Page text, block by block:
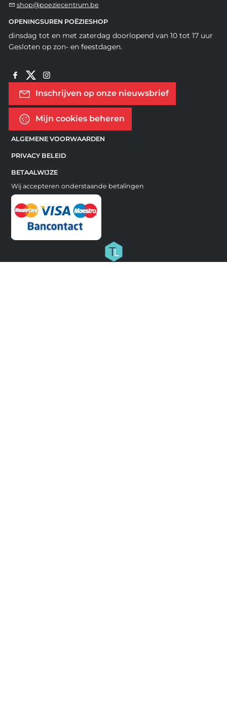
shop@poeziecentrum.be
OPENINGSUREN POËZIESHOP
dinsdag tot en met zaterdag doorlopend van 10 tot 17 uur
Gesloten op zon- en feestdagen.
Inschrijven op onze nieuwsbrief
Mijn cookies beheren
ALGEMENE VOORWAARDEN
PRIVACY BELEID
BETAALWIJZE
Wij accepteren onderstaande betalingen